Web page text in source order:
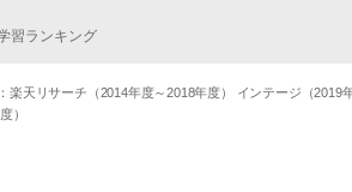
習ランキング
天リサーチ（2014年度～2018年度） インテージ（2019
）